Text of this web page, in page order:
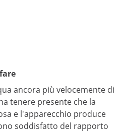
ancora più velocemente di
tenere presente che la
e l'apparecchio produce
soddisfatto del rapporto